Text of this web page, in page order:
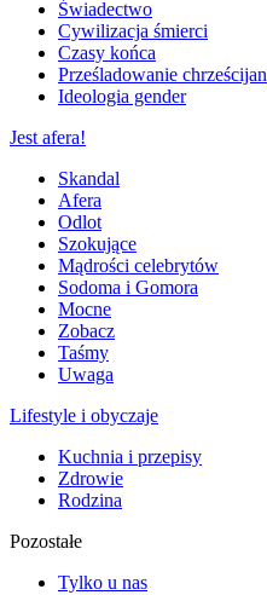
Świadectwo
Cywilizacja śmierci
Czasy końca
Prześladowanie chrześcijan
Ideologia gender
Jest afera!
Skandal
Afera
Odlot
Szokujące
Mądrości celebrytów
Sodoma i Gomora
Mocne
Zobacz
Taśmy
Uwaga
Lifestyle i obyczaje
Kuchnia i przepisy
Zdrowie
Rodzina
Pozostałe
Tylko u nas